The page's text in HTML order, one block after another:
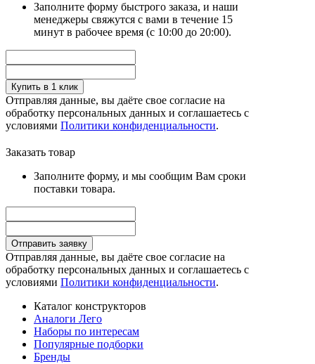
Заполните форму быстрого заказа, и наши
менеджеры свяжутся с вами в течение 15
минут в рабочее время (с 10:00 до 20:00).
Купить в 1 клик
Отправляя данные, вы даёте свое согласие на
обработку персональных данных и соглашаетесь с
условиями Политики конфиденциальности.
Заказать товар
Заполните форму, и мы сообщим Вам сроки
поставки товара.
Отправить заявку
Отправляя данные, вы даёте свое согласие на
обработку персональных данных и соглашаетесь с
условиями Политики конфиденциальности.
Каталог конструкторов
Аналоги Лего
Наборы по интересам
Популярные подборки
Бренды